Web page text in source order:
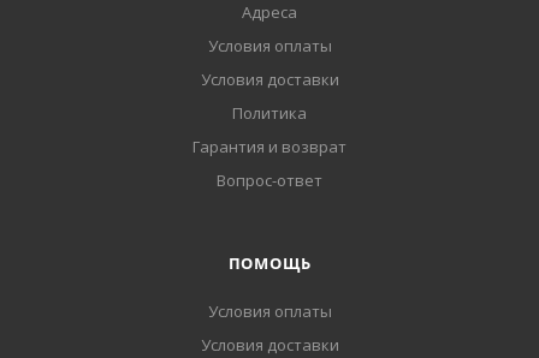
Адреса
Условия оплаты
Условия доставки
Политика
Гарантия и возврат
Вопрос-ответ
ПОМОЩЬ
Условия оплаты
Условия доставки